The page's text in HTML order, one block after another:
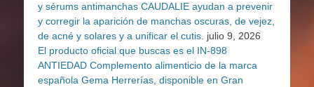
y sérums antimanchas CAUDALIE ayudan a prevenir
y corregir la aparición de manchas oscuras, de vejez,
de acné y solares y a unificar el cutis. julio 9, 2026
El producto oficial que buscas es el IN-898
ANTIEDAD Complemento alimenticio de la marca
española Gema Herrerías, disponible en Gran